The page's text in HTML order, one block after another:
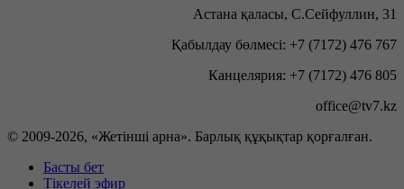
Астана қаласы, С.Сейфуллин, 31
Қабылдау бөлмесі: +7 (7172) 476 767
Канцелярия: +7 (7172) 476 805
office@tv7.kz
© 2009-2026, «Жетінші арна». Барлық құқықтар қорғалған.
Басты бет
Тікелей эфир